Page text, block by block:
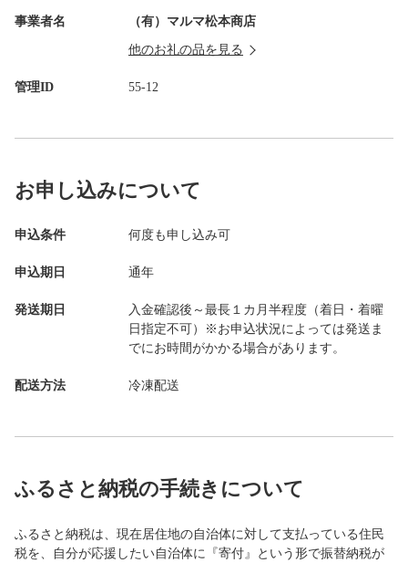
事業者名 （有）マルマ松本商店
他のお礼の品を見る
管理ID 55-12
お申し込みについて
申込条件 何度も申し込み可
申込期日 通年
発送期日
入金確認後～最長１カ月半程度（着日・着曜
日指定不可）※お申込状況によっては発送ま
でにお時間がかかる場合があります。
配送方法 冷凍配送
ふるさと納税の手続きについて
ふるさと納税は、現在居住地の自治体に対して支払っている住民
税を、自分が応援したい自治体に『寄付』という形で振替納税が